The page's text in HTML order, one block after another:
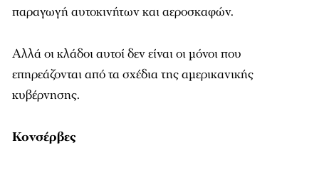
παραγωγή αυτοκινήτων και αεροσκαφών.
Αλλά οι κλάδοι αυτοί δεν είναι οι μόνοι που
επηρεάζονται από τα σχέδια της αμερικανικής
κυβέρνησης.
Κονσέρβες